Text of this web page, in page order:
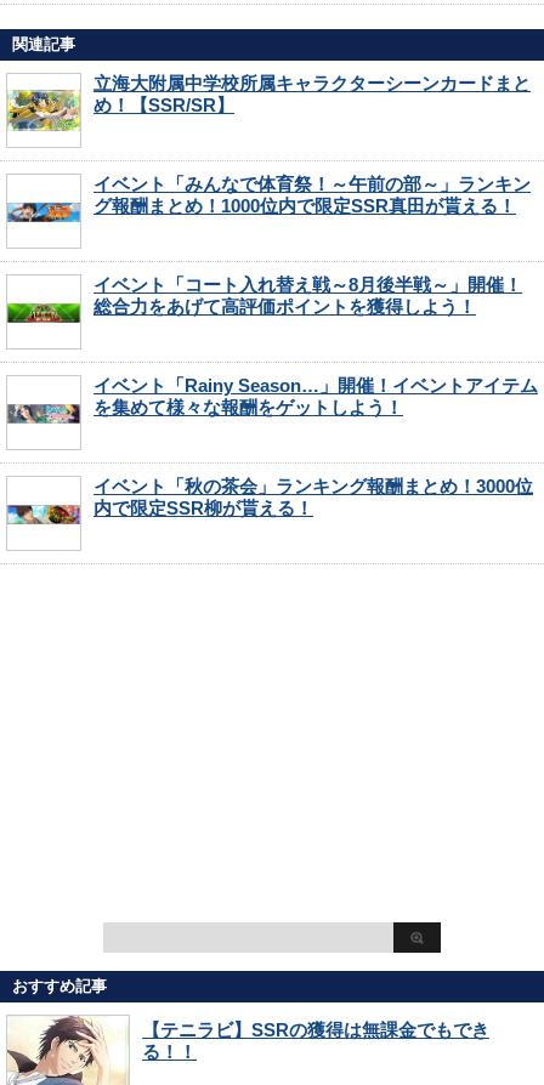
関連記事
立海大附属中学校所属キャラクターシーンカードまと
め！【SSR/SR】
イベント「みんなで体育祭！～午前の部～」ランキン
グ報酬まとめ！1000位内で限定SSR真田が貰える！
イベント「コート入れ替え戦～8月後半戦～」開催！
総合力をあげて高評価ポイントを獲得しよう！
イベント「Rainy Season…」開催！イベントアイテム
を集めて様々な報酬をゲットしよう！
イベント「秋の茶会」ランキング報酬まとめ！3000位
内で限定SSR柳が貰える！
おすすめ記事
【テニラビ】SSRの獲得は無課金でもでき
る！！